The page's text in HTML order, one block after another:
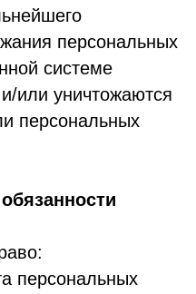
персональных
системе
или уничтожаются
персональных
персональных